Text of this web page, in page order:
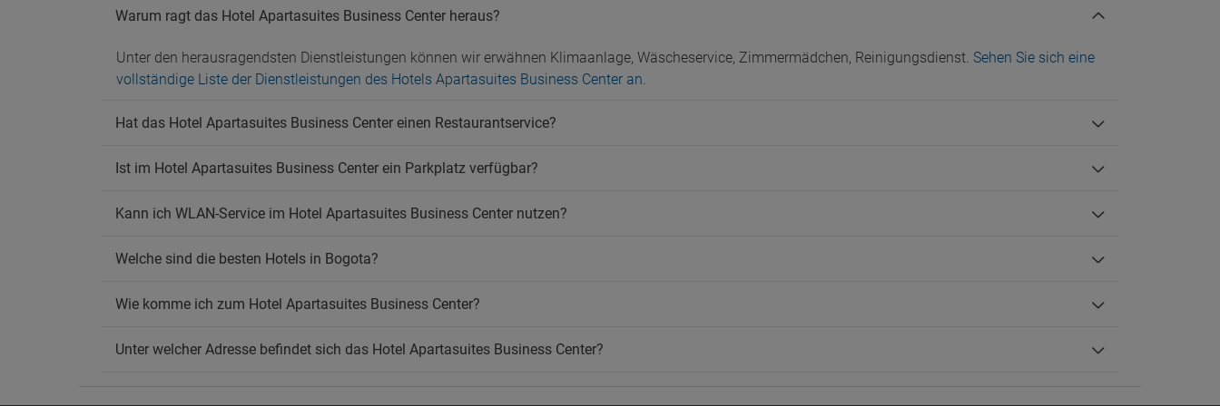
Haustiere erlaubt
Warum ragt das Hotel Apartasuites Business Center heraus?
Unter den herausragendsten Dienstleistungen können wir erwähnen Klimaanlage, Wäscheservice, Zimmermädchen, Reinigungsdienst. Sehen Sie sich eine
vollständige Liste der Dienstleistungen des Hotels Apartasuites Business Center an.
Hat das Hotel Apartasuites Business Center einen Restaurantservice?
Ist im Hotel Apartasuites Business Center ein Parkplatz verfügbar?
Kann ich WLAN-Service im Hotel Apartasuites Business Center nutzen?
Welche sind die besten Hotels in Bogota?
Wie komme ich zum Hotel Apartasuites Business Center?
Unter welcher Adresse befindet sich das Hotel Apartasuites Business Center?